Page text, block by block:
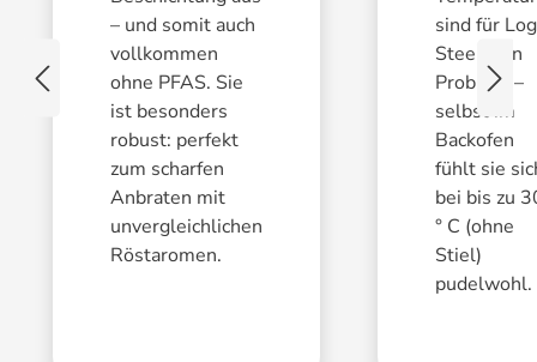
– und somit auch
vollkommen
ohne PFAS. Sie
ist besonders
robust: perfekt
zum scharfen
Anbraten mit
unvergleichlichen
Röstaromen.
sind für
Steel kein
Problem –
selbst im
Backofen
fühlt sie
bei bis zu
° C (ohne
Stiel)
pudelwohl.